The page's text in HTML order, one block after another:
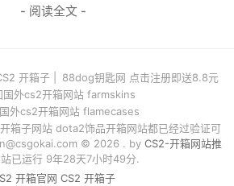
- 阅读全文 -
开箱子
88dog钥匙网 点击注册即送8.8元
国外cs2开箱网站 farmskins
外cs2开箱网站 flamecases
箱子网站 dota2饰品开箱网站都已经过验证可
© 2026 . by CS2-开箱网站推
已运行 9年28天7小时49分.
开箱官网 CS2 开箱子